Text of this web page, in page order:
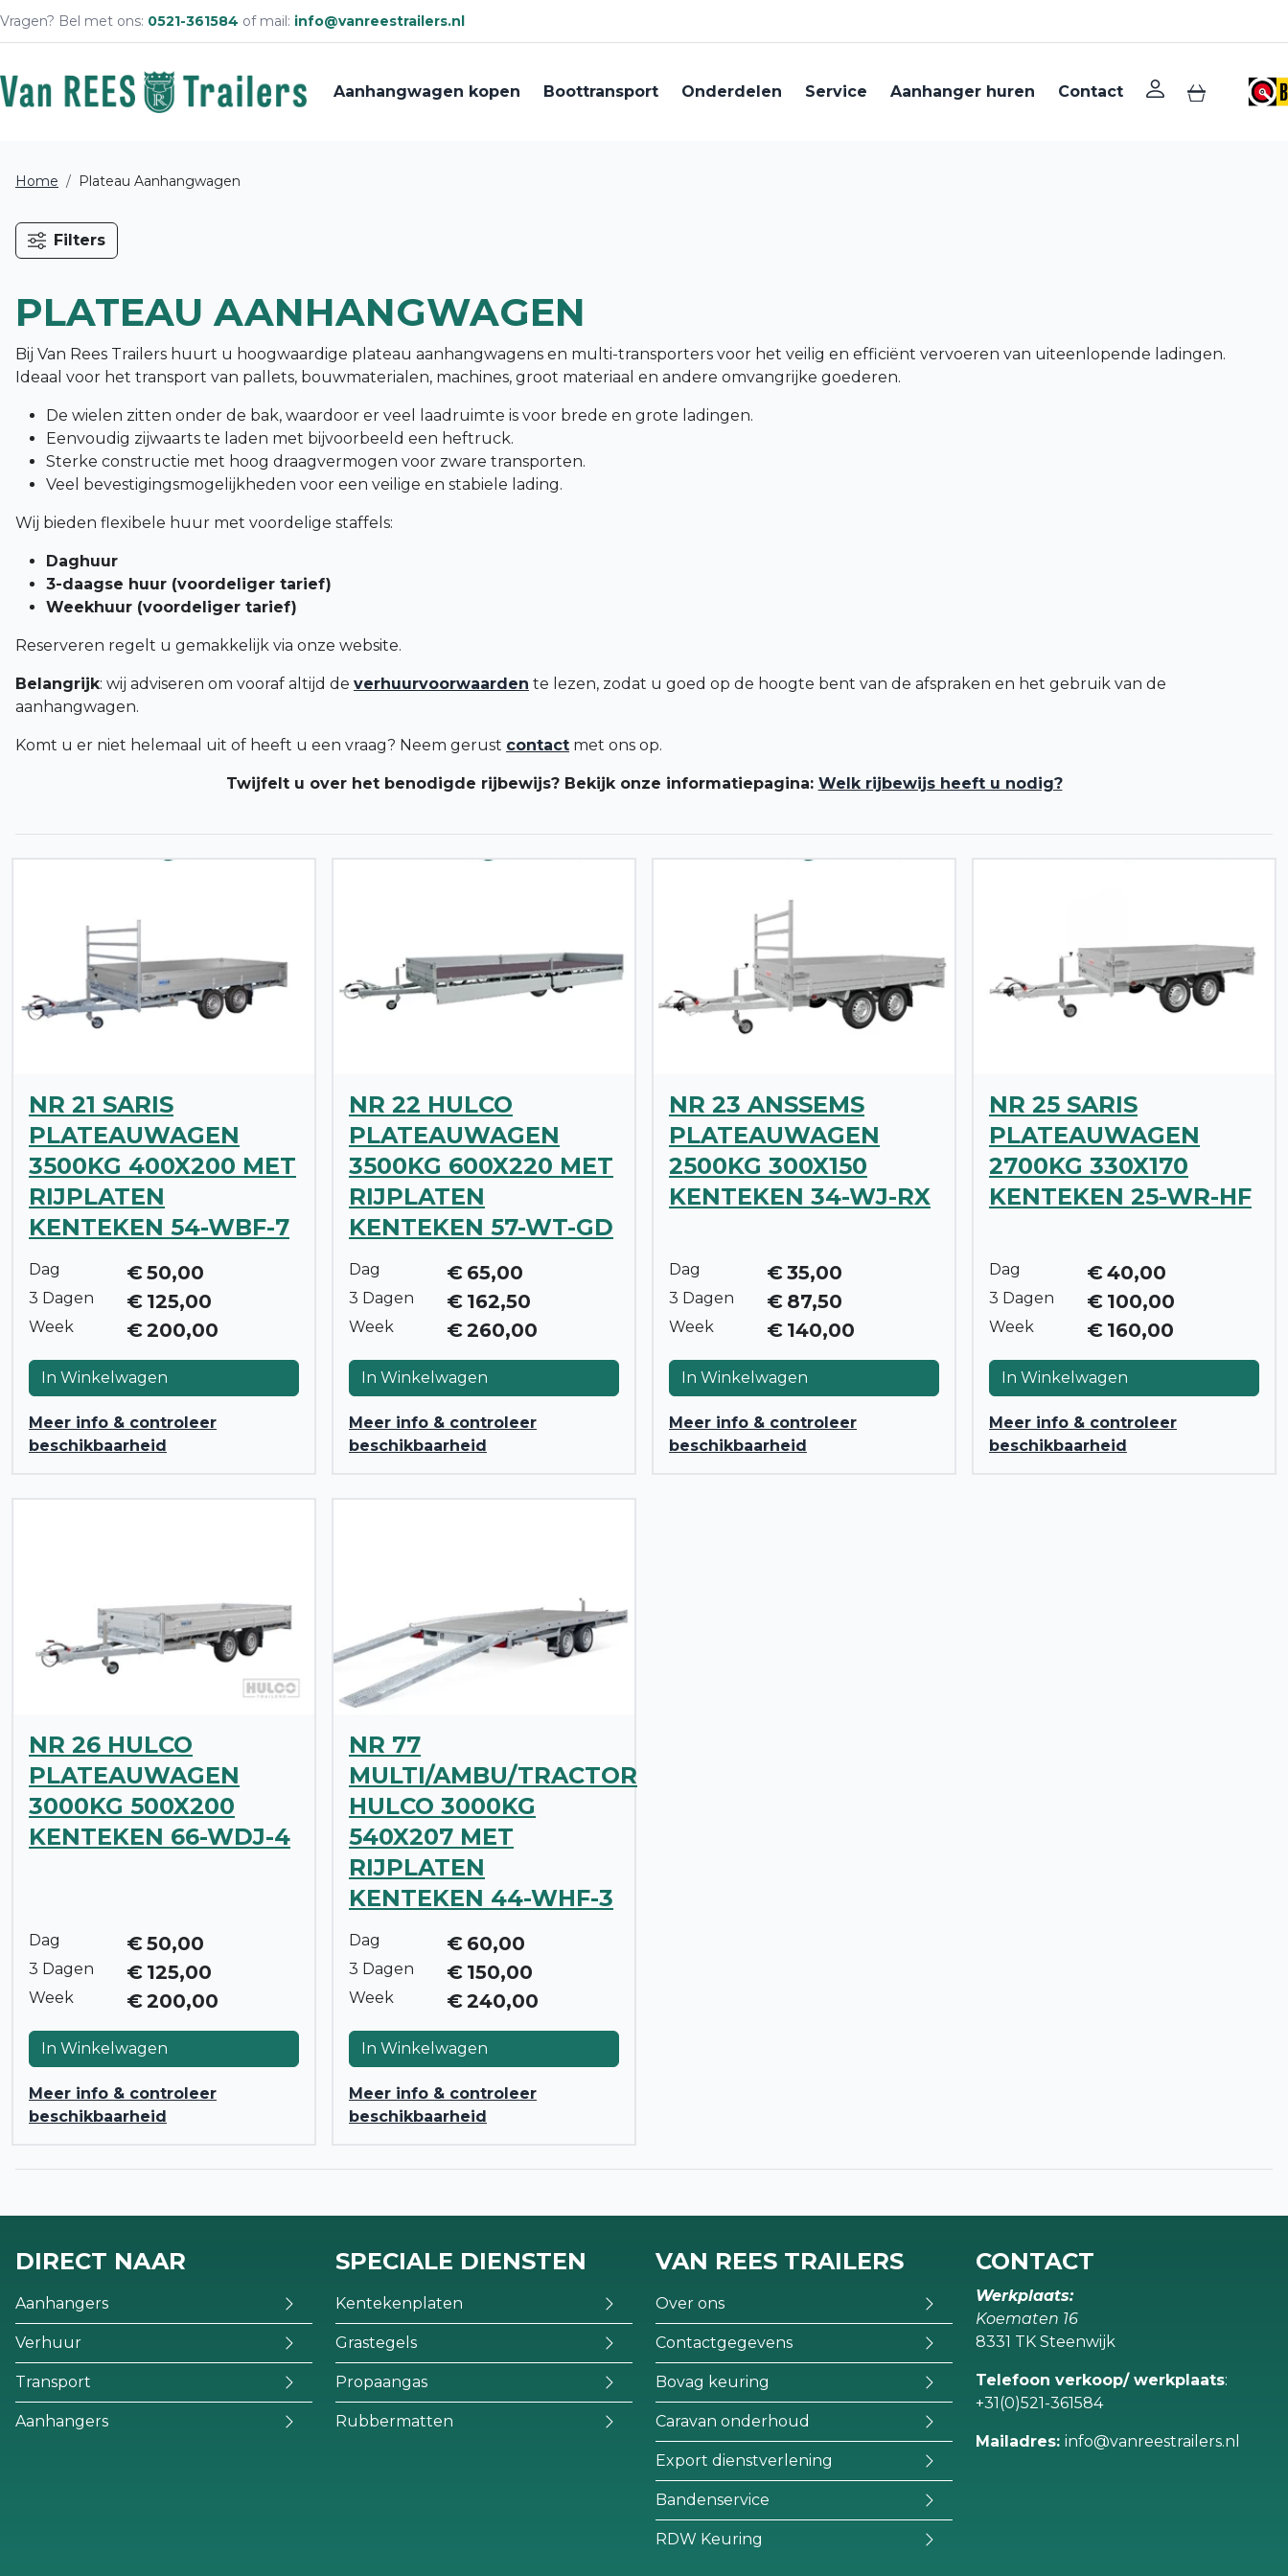
Vragen? Bel met ons: 0521-361584 of mail: info@vanreestrailers.nl
Aanhangwagen kopen Boottransport Onderdelen Service Aanhanger huren Contact ga naar login
ga naar
Home Plateau Aanhangwagen
Filters
PLATEAU AANHANGWAGEN
Bij Van Rees Trailers huurt u hoogwaardige plateau aanhangwagens en multi-transporters voor het veilig en efficiënt vervoeren van uiteenlopende ladingen.
Ideaal voor het transport van pallets, bouwmaterialen, machines, groot materiaal en andere omvangrijke goederen.
De wielen zitten onder de bak, waardoor er veel laadruimte is voor brede en grote ladingen.
Eenvoudig zijwaarts te laden met bijvoorbeeld een heftruck.
Sterke constructie met hoog draagvermogen voor zware transporten.
Veel bevestigingsmogelijkheden voor een veilige en stabiele lading.
Wij bieden flexibele huur met voordelige staffels:
Daghuur
3-daagse huur (voordeliger tarief)
Weekhuur (voordeliger tarief)
Reserveren regelt u gemakkelijk via onze website.
Belangrijk: wij adviseren om vooraf altijd de verhuurvoorwaarden te lezen, zodat u goed op de hoogte bent van de afspraken en het gebruik van de
aanhangwagen.
Komt u er niet helemaal uit of heeft u een vraag? Neem gerust contact met ons op.
Twijfelt u over het benodigde rijbewijs? Bekijk onze informatiepagina: Welk rijbewijs heeft u nodig?
NR 21 SARIS
PLATEAUWAGEN
3500KG 400X200 MET
RIJPLATEN
KENTEKEN 54-WBF-7
Dag €50,00
3 Dagen € 125,00
Week €200,00
In Winkelwagen
Meer info & controleer
beschikbaarheid
NR 22 HULCO
PLATEAUWAGEN
3500KG 600X220 MET
RIJPLATEN
KENTEKEN 57-WT-GD
Dag € 65,00
3 Dagen € 162,50
Week €260,00
In Winkelwagen
Meer info & controleer
beschikbaarheid
NR 23 ANSSEMS
PLATEAUWAGEN
2500KG 300X150
KENTEKEN 34-WJ-RX
Dag €35,00
3 Dagen € 87,50
Week € 140,00
In Winkelwagen
Meer info & controleer
beschikbaarheid
NR 25 SARIS
PLATEAUWAGEN
2700KG 330X170
KENTEKEN 25-WR-HF
Dag €40,00
3 Dagen € 100,00
Week € 160,00
In Winkelwagen
Meer info & controleer
beschikbaarheid
NR 26 HULCO
PLATEAUWAGEN
3000KG 500X200
KENTEKEN 66-WDJ-4
Dag €50,00
3 Dagen € 125,00
Week €200,00
In Winkelwagen
Meer info & controleer
beschikbaarheid
NR 77
MULTI/AMBU/TRACTOR
HULCO 3000KG
540X207 MET
RIJPLATEN
KENTEKEN 44-WHF-3
Dag € 60,00
3 Dagen € 150,00
Week €240,00
In Winkelwagen
Meer info & controleer
beschikbaarheid
DIRECT NAAR
Aanhangers
Verhuur
Transport
Aanhangers
SPECIALE DIENSTEN
Kentekenplaten
Grastegels
Propaangas
Rubbermatten
VAN REES TRAILERS
Over ons
Contactgegevens
Bovag keuring
Caravan onderhoud
Export dienstverlening
Bandenservice
RDW Keuring
CONTACT
Werkplaats:
Koematen 16
8331 TK Steenwijk
Telefoon verkoop/ werkplaats:
+31(0)521-361584
Mailadres: info@vanreestrailers.nl